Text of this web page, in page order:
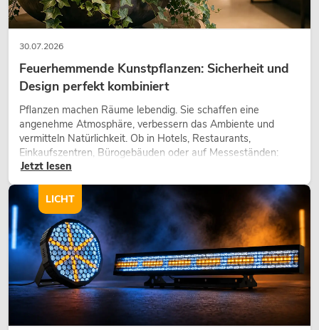
30.07.2026
Feuerhemmende Kunstpflanzen: Sicherheit und
Design perfekt kombiniert
Pflanzen machen Räume lebendig. Sie schaffen eine
angenehme Atmosphäre, verbessern das Ambiente und
vermitteln Natürlichkeit. Ob in Hotels, Restaurants,
Einkaufszentren, Bürogebäuden oder auf Messeständen:
eine hochwertige Begrünung gehört heute längst zum
Jetzt lesen
LICHT